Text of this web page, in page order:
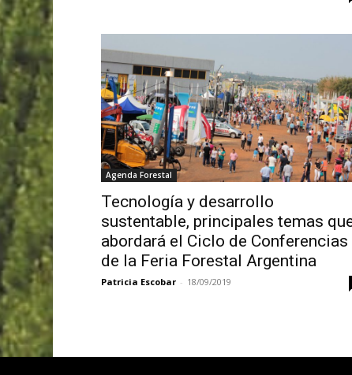
Agenda Forestal
Tecnología y desarrollo
sustentable, principales temas
abordará el Ciclo de Conferencias
de la Feria Forestal Argentina
Patricia Escobar - 18/09/2019